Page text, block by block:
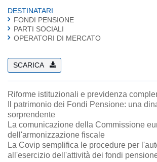
DESTINATARI
FONDI PENSIONE
PARTI SOCIALI
OPERATORI DI MERCATO
SCARICA
Riforme istituzionali e previdenza
Il patrimonio dei Fondi Pensione: una
sorprendente
La comunicazione della Commissione
dell'armonizzazione fiscale
La Covip semplifica le procedure per
all'esercizio dell'attività dei fondi